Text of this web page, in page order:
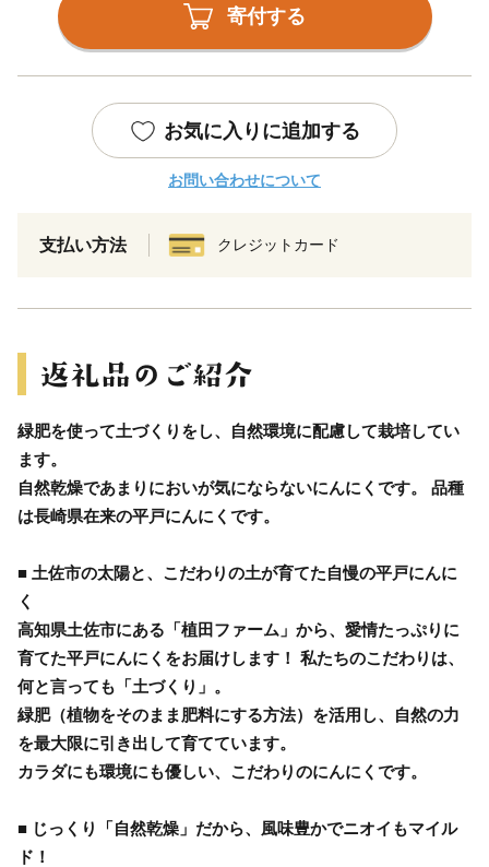
寄付する
お気に入りに追加する
お問い合わせについて
支払い方法 クレジットカード
緑肥を使って土づくりをし、自然環境に配慮して栽培してい
ます。
自然乾燥であまりにおいが気にならないにんにくです。 品種
は長崎県在来の平戸にんにくです。
■ 土佐市の太陽と、こだわりの土が育てた自慢の平戸にんに
く
高知県土佐市にある「植田ファーム」から、愛情たっぷりに
育てた平戸にんにくをお届けします！ 私たちのこだわりは、
何と言っても「土づくり」。
緑肥（植物をそのまま肥料にする方法）を活用し、自然の力
を最大限に引き出して育てています。
カラダにも環境にも優しい、こだわりのにんにくです。
■ じっくり「自然乾燥」だから、風味豊かでニオイもマイル
ド！